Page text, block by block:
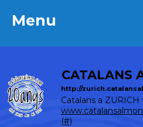
Menu
CATALANS
http://
Catalans a
(#)
Menu